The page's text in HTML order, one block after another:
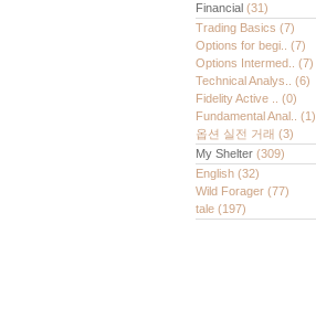
Financial (31)
Trading Basics (7)
Options for begi.. (7)
Options Intermed.. (7)
Technical Analys.. (6)
Fidelity Active .. (0)
Fundamental Anal.. (1)
옵션 실전 거래 (3)
My Shelter (309)
English (32)
Wild Forager (77)
tale (197)